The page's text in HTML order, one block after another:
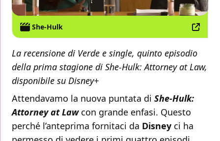
She-Hulk
La recensione di Verde e single, quinto episodio
della prima stagione di She-Hulk: Attorney at Law,
disponibile su Disney+
Attendavamo la nuova puntata di She-Hulk:
Attorney at Lawcon grande enfasi. Questo
perché l’anteprima fornitaci da Disney ci ha